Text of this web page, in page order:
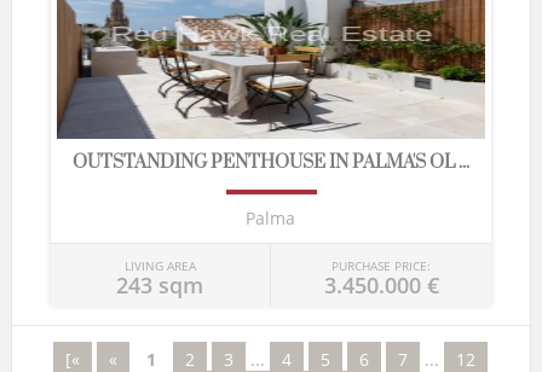
OUTSTANDING PENTHOUSE IN PALMA'S OL ...
Palma
LIVING AREA
243 sqm
PURCHASE PRICE:
3.450.000 €
[« « 1 2 3 ... 4 5 6 7 ...
12